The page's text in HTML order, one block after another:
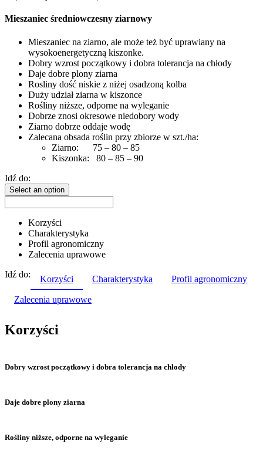
Mieszaniec średniowczesny ziarnowy
Mieszaniec na ziarno, ale może też być uprawiany na
wysokoenergetyczną kiszonke.
Dobry wzrost początkowy i dobra tolerancja na chłody
Daje dobre plony ziarna
Rosliny dość niskie z niżej osadzoną kolba
Duży udział ziarna w kiszonce
Rośliny niższe, odporne na wyleganie
Dobrze znosi okresowe niedobory wody
Ziarno dobrze oddaje wodę
Zalecana obsada roślin przy zbiorze w szt./ha:
Ziarno: 75 – 80 – 85
Kiszonka: 80 – 85 – 90
Idź do:
Select an option
Korzyści
Charakterystyka
Profil agronomiczny
Zalecenia uprawowe
Idź do:
Korzyści Charakterystyka Profil agronomiczny
Zalecenia uprawowe
Korzyści
Dobry wzrost początkowy i dobra tolerancja na chłody
Daje dobre plony ziarna
Rośliny niższe, odporne na wyleganie